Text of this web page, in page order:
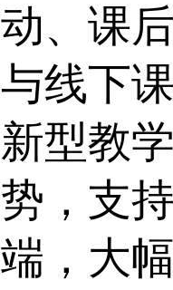
动、课
与线下
新型教
势，支
端，大